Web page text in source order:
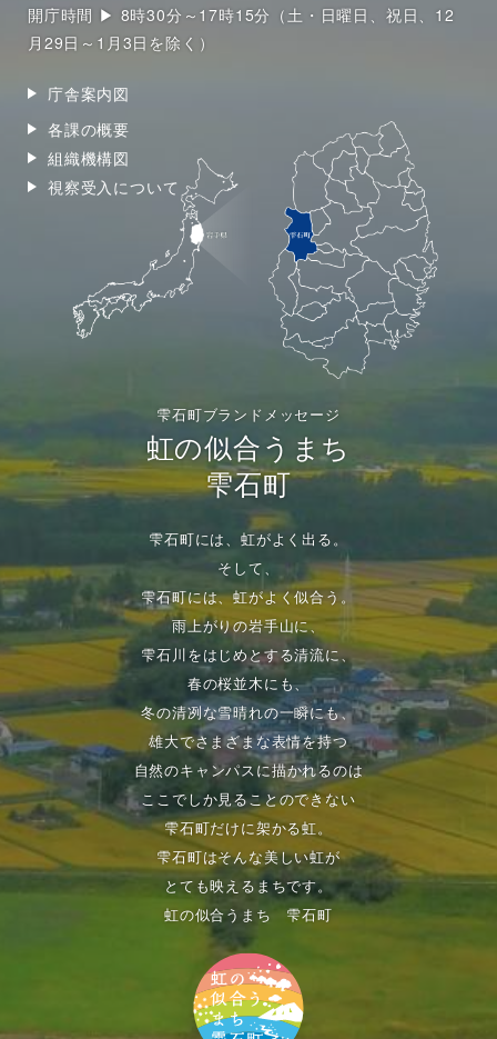
開庁時間 ▶ 8時30分～17時15分（土・日曜日、祝日、12
月29日～1月3日を除く）
庁舎案内図
各課の概要
組織機構図
視察受入について
雫石町ブランドメッセージ
虹の似合うまち
雫石町
雫石町には、虹がよく出る。
そして、
雫石町には、虹がよく似合う。
雨上がりの岩手山に、
雫石川をはじめとする清流に、
春の桜並木にも、
冬の清冽な雪晴れの一瞬にも、
雄大でさまざまな表情を持つ
自然のキャンパスに描かれるのは
ここでしか見ることのできない
雫石町だけに架かる虹。
雫石町はそんな美しい虹が
とても映えるまちです。
虹の似合うまち 雫石町